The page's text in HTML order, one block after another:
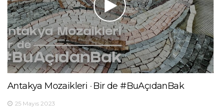
Antakya Mozaikleri · Bir de #BuAçıdanBak
25 Mayıs 2023